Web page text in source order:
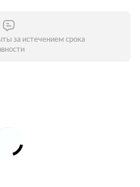
за истечением срока